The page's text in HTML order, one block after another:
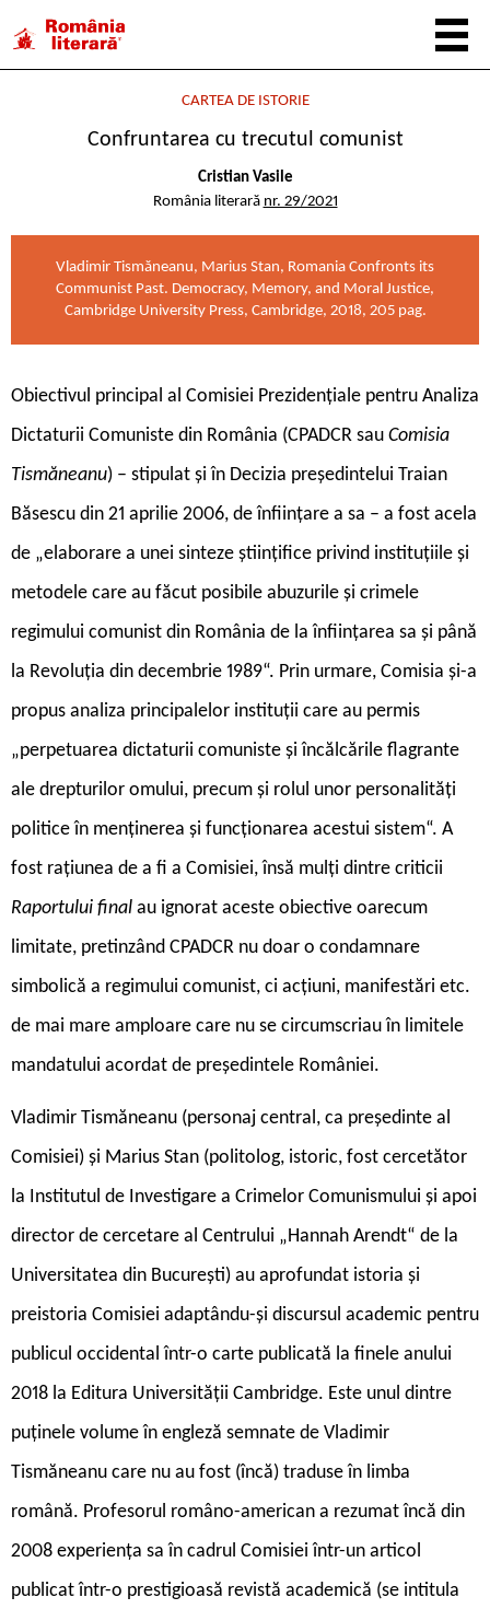
CARTEA DE ISTORIE
Confruntarea cu trecutul comunist
Cristian Vasile
România literară nr. 29/2021
Vladimir Tismăneanu, Marius Stan, Romania Confronts its
Communist Past. Democracy, Memory, and Moral Justice,
Cambridge University Press, Cambridge, 2018, 205 pag.
Obiectivul principal al Comisiei Prezidențiale pentru Analiza
Dictaturii Comuniste din România (CPADCR sau Comisia
Tismăneanu) – stipulat și în Decizia președintelui Traian
Băsescu din 21 aprilie 2006, de înființare a sa – a fost acela
de „elaborare a unei sinteze științifice privind instituțiile și
metodele care au făcut posibile abuzurile și crimele
regimului comunist din România de la înființarea sa și până
la Revoluția din decembrie 1989“. Prin urmare, Comisia și-a
propus analiza principalelor instituții care au permis
„perpetuarea dictaturii comuniste și încălcările flagrante
ale drepturilor omului, precum și rolul unor personalități
politice în menținerea și funcționarea acestui sistem“. A
fost rațiunea de a fi a Comisiei, însă mulți dintre criticii
Raportului final au ignorat aceste obiective oarecum
limitate, pretinzând CPADCR nu doar o condamnare
simbolică a regimului comunist, ci acțiuni, manifestări etc.
de mai mare amploare care nu se circumscriau în limitele
mandatului acordat de președintele României.
Vladimir Tismăneanu (personaj central, ca președinte al
Comisiei) și Marius Stan (politolog, istoric, fost cercetător
la Institutul de Investigare a Crimelor Comunismului și apoi
director de cercetare al Centrului „Hannah Arendt“ de la
Universitatea din București) au aprofundat istoria și
preistoria Comisiei adaptându-și discursul academic pentru
publicul occidental într-o carte publicată la finele anului
2018 la Editura Universității Cambridge. Este unul dintre
puținele volume în engleză semnate de Vladimir
Tismăneanu care nu au fost (încă) traduse în limba
română. Profesorul româno-american a rezumat încă din
2008 experiența sa în cadrul Comisiei într-un articol
publicat într-o prestigioasă revistă academică (se intitula